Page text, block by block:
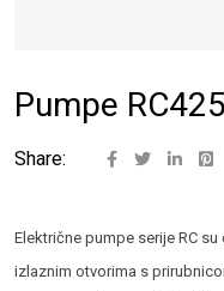
Pumpe
Share:
Električne pumpe serije RC
izlaznim otvorima s